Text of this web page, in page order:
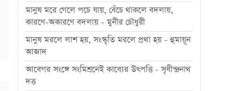
মানুষ মরে গেলে পচে যায়, বেঁচে থাকলে বদলায়,
কারণে-অকারণে বদলায় - মুনীর চৌধুরী
মানুষ মরলে লাশ হয়, সংস্কৃতি মরলে প্রথা হয় - হুমায়ূন
আজাদ
আবেগর সংঙ্গে সংমিশ্রনেই কাব্যের উৎপত্তি - সৃধীন্দ্রনাথ
দত্ত